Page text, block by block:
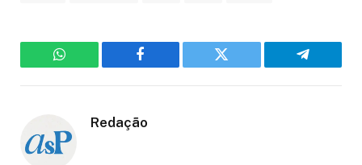
WhatsApp Facebook Twitter Telegram
Redação